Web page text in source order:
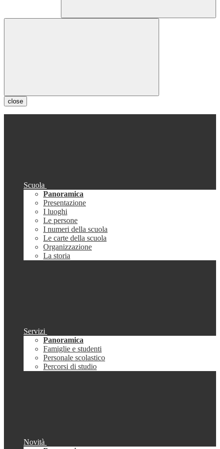
close
Scuola
Panoramica
Presentazione
I luoghi
Le persone
I numeri della scuola
Le carte della scuola
Organizzazione
La storia
Servizi
Panoramica
Famiglie e studenti
Personale scolastico
Percorsi di studio
Novità